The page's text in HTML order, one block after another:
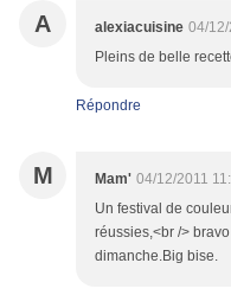
A alexiacuisine 04/
Pleins de belle
Répondre
M Mam' 04/12/2011
Un festival de
réussies,<br />
dimanche.Big bise.